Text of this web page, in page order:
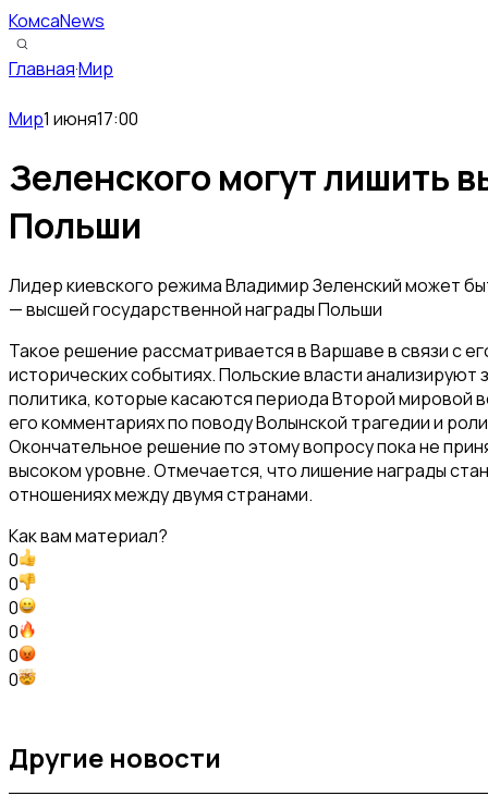
КомсаNews
Главная·Мир
Мир1 июня17:00
Зеленского могут лишить
Польши
Лидер киевского режима Владимир Зеленский может
— высшей государственной награды Польши
Такое решение рассматривается в Варшаве в связи с
исторических событиях. Польские власти анализируют
политика, которые касаются периода Второй мировой
его комментариях по поводу Волынской трагедии и
Окончательное решение по этому вопросу пока не
высоком уровне. Отмечается, что лишение награды
отношениях между двумя странами.
Как вам материал?
0
0
0
0
0
0
Другие новости